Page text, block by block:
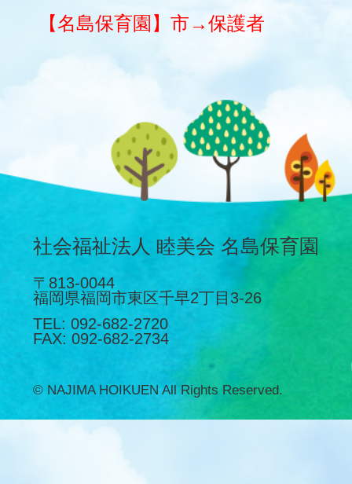
【名島保育園】市→保護者
社会福祉法人 睦美会 名島保育園
〒813-0044
福岡県福岡市東区千早2丁目3-26
TEL 092-682-2720
FAX 092-682-2734
© NAJIMA HOIKUEN All Rights Reserved.